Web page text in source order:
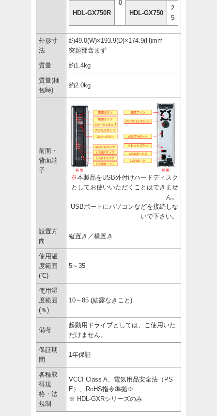
0
HDL-GX750R HDL-GX750
2
5
外形寸
法
約49.0(W)×193.9(D)×174.9(H)mm
突起部含まず
質量 約1.4kg
質量(梱
包時)
約2.0kg
前面・
背面端
子
※本製品をUSB外付けハードディスク
としてお使いいただくことはできませ
ん。
USBポートにパソコンなどを接続しな
いで下さい。
設置方
向
縦置き／横置き
使用温
度範囲
(℃)
5～35
使用湿
度範囲
(％)
10～85 (結露なきこと)
備考
起動用ドライブとしては、ご使用いた
だけません。
保証期
間
1年保証
各種取
得規
格・法
規制
VCCI Class A、電気用品安全法（PS
E）、RoHS指令準拠※
※ HDL-GXRシリーズのみ